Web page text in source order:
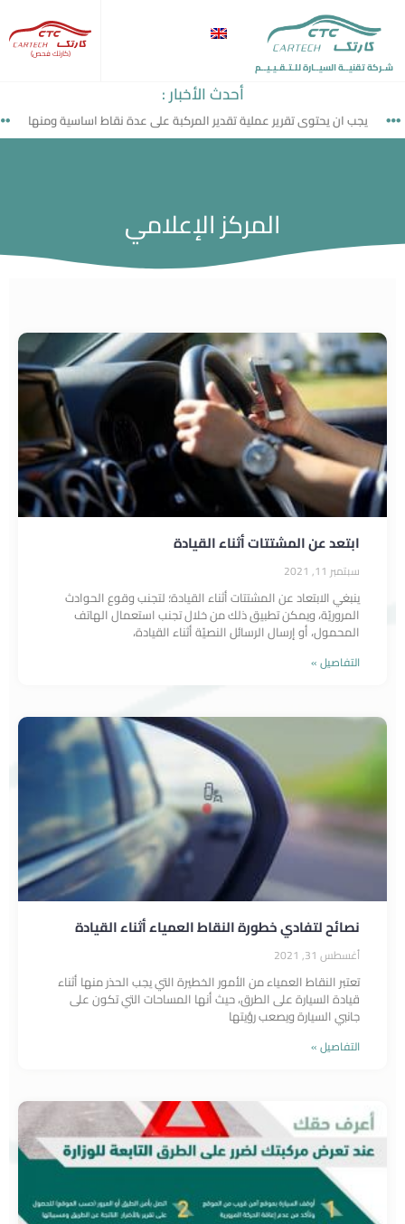
شـركة تقنيــة السيــارة للـتـقـيـيــم
(كارتك فحص)
أحدث الأخبار :
يجب ان يحتوى تقرير عملية تقدير المركبة على عدة نقاط اساسية ومنها
المركز الإعلامي
ابتعد عن المشتتات أثناء القيادة
سبتمبر 11, 2021
ينبغي الابتعاد عن المشتتات أثناء القيادة؛ لتجنب وقوع الحوادث
المروريّة، ويمكن تطبيق ذلك من خلال تجنب استعمال الهاتف
المحمول، أو إرسال الرسائل النصيّة أثناء القيادة،
التفاصيل »
نصائح لتفادي خطورة النقاط العمياء أثناء القيادة
أغسطس 31, 2021
تعتبر النقاط العمياء من الأمور الخطيرة التي يجب الحذر منها أثناء
قيادة السيارة على الطرق، حيث أنها المساحات التي تكون على
جانبي السيارة ويصعب رؤيتها
التفاصيل »